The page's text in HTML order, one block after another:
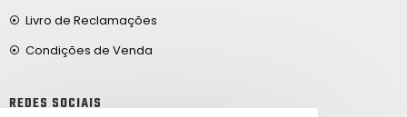
Livro de Reclamações
Condições de Venda
REDES SOCIAIS